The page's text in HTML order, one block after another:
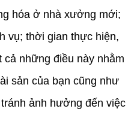
hóa ở nhà xưởng mới;
vụ; thời gian thực hiện,
những điều này nhằm
sản của bạn cũng như
ảnh hưởng đến việc